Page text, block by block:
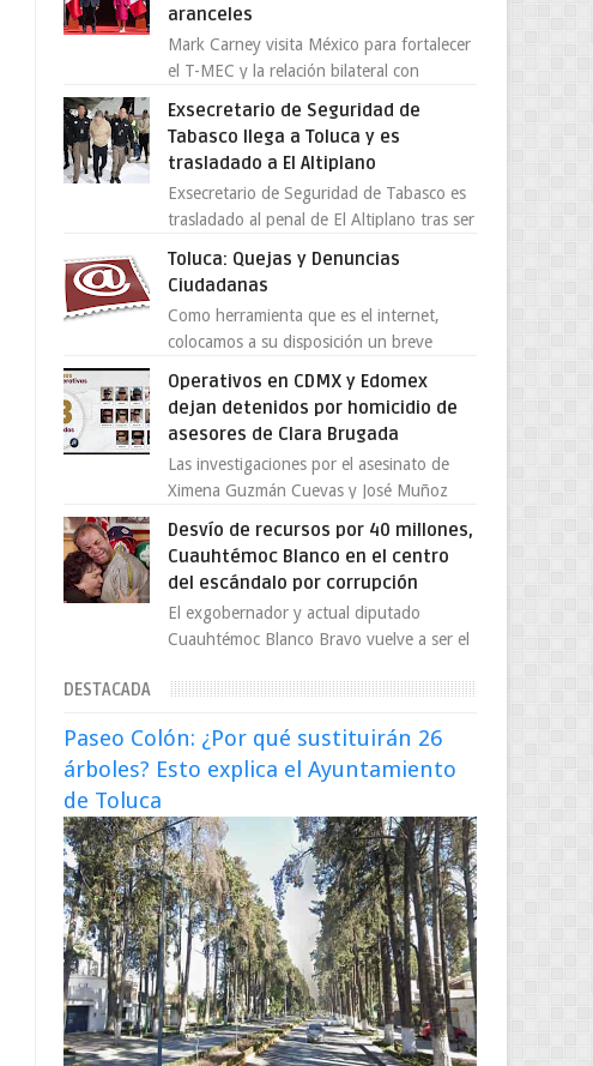
aranceles
Mark Carney visita México para fortalecer
el T-MEC y la relación bilateral con
provocada por la ofen...
Exsecretario de Seguridad de
Tabasco llega a Toluca y es
trasladado a El Altiplano
Exsecretario de Seguridad de Tabasco es
trasladado al penal de El Altiplano tras ser
Seguridad Públi...
Toluca: Quejas y Denuncias
Ciudadanas
Como herramienta que es el internet,
colocamos a su disposición un breve
denuncia ciudadana la e...
Operativos en CDMX y Edomex
dejan detenidos por homicidio de
asesores de Clara Brugada
Las investigaciones por el asesinato de
Ximena Guzmán Cuevas y José Muñoz
Vega, secretaria particular y coordinador
de asesores de la jefa d...
Desvío de recursos por 40 millones,
Cuauhtémoc Blanco en el centro
del escándalo por corrupción
El exgobernador y actual diputado
Cuauhtémoc Blanco Bravo vuelve a ser el
enfrentando señalamientos por...
DESTACADA
Paseo Colón: ¿Por qué sustituirán 26
árboles? Esto explica el Ayuntamiento
de Toluca